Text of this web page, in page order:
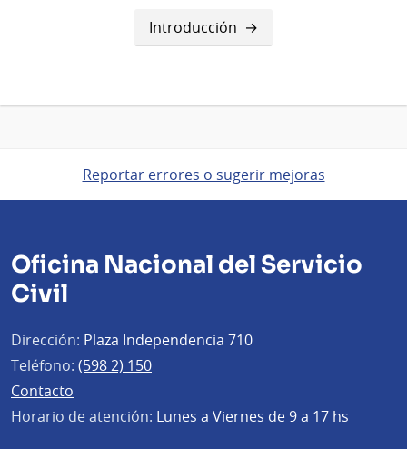
Introducción
Reportar errores o sugerir mejoras
Oficina Nacional del Servicio
Civil
Dirección: Plaza Independencia 710
Teléfono: (598 2) 150
Contacto
Horario de atención: Lunes a Viernes de 9 a 17 hs